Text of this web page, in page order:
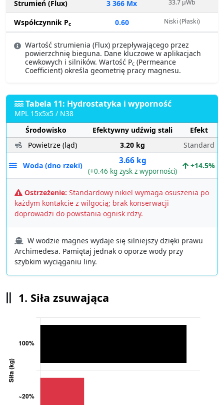
Strumień (Flux) 3 366 Mx 33.7 µWb
Współczynnik Pc 0.60 Niski (Płaski)
Wartość strumienia (Flux) przepływającego przez
powierzchnię bieguna. Dane kluczowe w aplikacjach
cewkowych i silników. Wartość Pc (Permeance
Coefficient) określa geometrię pracy magnesu.
Tabela 11: Hydrostatyka i wyporność
MPL 15x5x5 / N38
Środowisko
Efektywny udźwig stali
Efekt
Powietrze (ląd)
3.20 kg Standard
Woda (dno rzeki) 3.66 kg
(+0.46 kg zysk z wyporności)
+14.5%
Ostrzeżenie: Standardowy nikiel wymaga osuszenia po
każdym kontakcie z wilgocią; brak konserwacji
doprowadzi do powstania ognisk rdzy.
W wodzie magnes wydaje się silniejszy dzięki prawu
Archimedesa. Pamiętaj jednak o oporze wody przy
szybkim wyciąganiu liny.
1. Siła zsuwająca